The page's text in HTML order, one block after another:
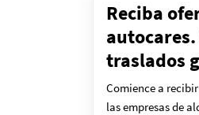
Reciba
traslados
Comience a
las empresas de